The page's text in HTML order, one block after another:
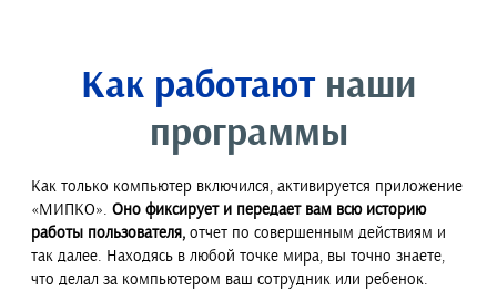
Как работаютнаши
программы
Как только компьютер включился, активируется приложение
«МИПКО».Оно фиксирует и передает вам всю историю
работы пользователя, отчет по совершенным действиям и
так далее. Находясь в любой точке мира, вы точно знаете,
что делал за компьютером ваш сотрудник или ребенок.